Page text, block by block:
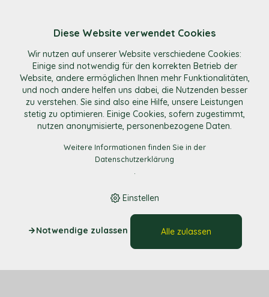
Warenkorb
Es befinden sich keine Artikel im Warenkorb.
Diese Website verwendet Cookies
Wir nutzen auf unserer Website verschiedene Cookies:
Einige sind notwendig für den korrekten Betrieb der
Website, andere ermöglichen Ihnen mehr Funktionalitäten,
und noch andere helfen uns dabei, die Nutzenden besser
zu verstehen. Sie sind also eine Hilfe, unsere Leistungen
stetig zu optimieren. Einige Cookies, sofern zugestimmt,
nutzen anonymisierte, personenbezogene Daten.
Weitere Informationen finden Sie in der
Datenschutzerklärung
Einstellen
Notwendige zulassen Alle zulassen